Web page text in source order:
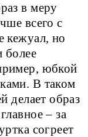
в меру
всего с
кежуал, но
более
юбкой
В таком
делает образ
– за
согреет